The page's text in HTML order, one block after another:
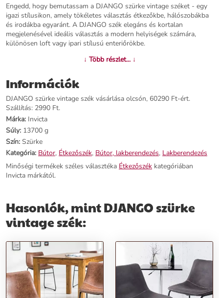
Engedd, hogy bemutassam a DJANGO szürke vintage széket - egy
igazi stílusikon, amely tökéletes választás étkezőkbe, hálószobákba
és irodákba egyaránt. A DJANGO szék elegáns és kortalan
megjelenésével ideális választás a modern helyiségek számára,
különösen loft vagy ipari stílusú enteriőrökbe.
Név:DJANGO szürke vintage szék
Ár:51,590 Ft
Márka:Invicta
Kategória:
Étkezőszék
Tömeg: 13,700 g
Szín:Szürke
Szállítási díj:
Előnyök:
mikroszálas háttámla garantálja a hosszú távú kényelmet.
Univerzális Használat:Alkalmas étkezőhöz, hálószobához és
irodához.
Rendeld meg most,és teremtsd meg otthonodban a DJANGO szék
elegáns és kényelmes légkörét!
További információk>>
↓ Több részlet... ↓
Információk
DJANGO szürke vintage szék vásárlása olcsón, 60290 Ft-ért.
Szállítás: 2990 Ft.
Márka: Invicta
Súly: 13700 g
Szín: Szürke
Kategória: Bútor, Étkezőszék, Bútor, lakberendezés, Lakberendezés
Minőségi termékek széles választéka Étkezőszék kategóriában
Invicta márkától.
Hasonlók, mint DJANGO szürke
vintage szék: